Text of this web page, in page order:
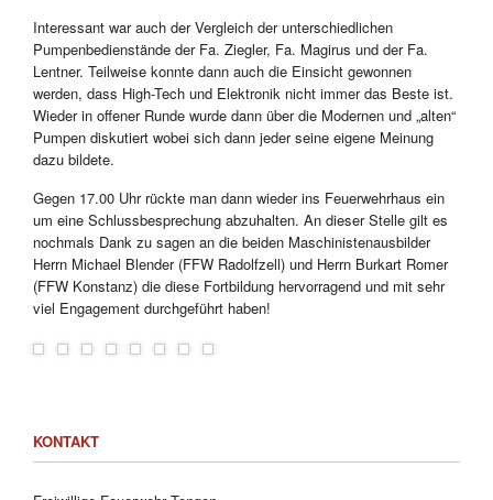
Interessant war auch der Vergleich der unterschiedlichen
Pumpenbedienstände der Fa. Ziegler, Fa. Magirus und der Fa.
Lentner. Teilweise konnte dann auch die Einsicht gewonnen
werden, dass High-Tech und Elektronik nicht immer das Beste ist.
Wieder in offener Runde wurde dann über die Modernen und „alten“
Pumpen diskutiert wobei sich dann jeder seine eigene Meinung
dazu bildete.
Gegen 17.00 Uhr rückte man dann wieder ins Feuerwehrhaus ein
um eine Schlussbesprechung abzuhalten. An dieser Stelle gilt es
nochmals Dank zu sagen an die beiden Maschinistenausbilder
Herrn Michael Blender (FFW Radolfzell) und Herrn Burkart Romer
(FFW Konstanz) die diese Fortbildung hervorragend und mit sehr
viel Engagement durchgeführt haben!
KONTAKT